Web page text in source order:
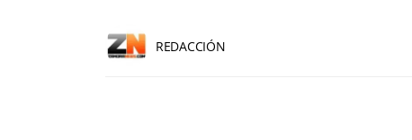
REDACCIÓN